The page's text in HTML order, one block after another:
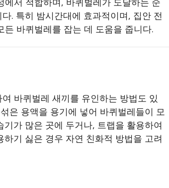
. 특히 밤시간대에 효과적이며, 집안 전
바퀴벌레를 잡는 데 도움을 줍니다.
바퀴벌레 새끼를 유인하는 방법도 있
은 용액을 용기에 넣어 바퀴벌레들이 모
가 많은 곳에 두거나, 트랩을 활용하여
기 싫은 경우 자연 친화적 방법을 고려